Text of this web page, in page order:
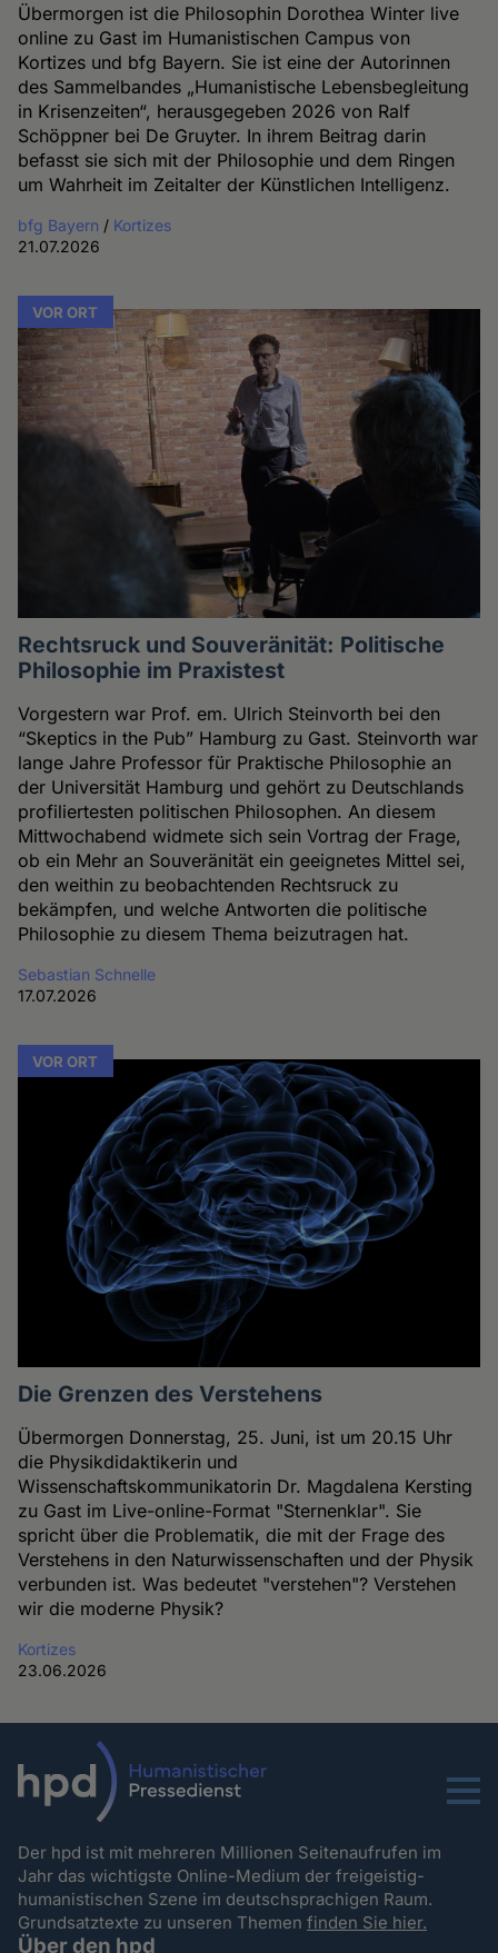
Übermorgen ist die Philosophin Dorothea Winter live
online zu Gast im Humanistischen Campus von
Kortizes und bfg Bayern. Sie ist eine der Autorinnen
des Sammelbandes „Humanistische Lebensbegleitung
in Krisenzeiten“, herausgegeben 2026 von Ralf
Schöppner bei De Gruyter. In ihrem Beitrag darin
befasst sie sich mit der Philosophie und dem Ringen
um Wahrheit im Zeitalter der Künstlichen Intelligenz.
bfg Bayern / Kortizes
21.07.2026
VOR ORT
Rechtsruck und Souveränität: Politische
Philosophie im Praxistest
Vorgestern war Prof. em. Ulrich Steinvorth bei den
“Skeptics in the Pub” Hamburg zu Gast. Steinvorth war
lange Jahre Professor für Praktische Philosophie an
der Universität Hamburg und gehört zu Deutschlands
profiliertesten politischen Philosophen. An diesem
Mittwochabend widmete sich sein Vortrag der Frage,
ob ein Mehr an Souveränität ein geeignetes Mittel sei,
den weithin zu beobachtenden Rechtsruck zu
bekämpfen, und welche Antworten die politische
Philosophie zu diesem Thema beizutragen hat.
Sebastian Schnelle
17.07.2026
VOR ORT
Die Grenzen des Verstehens
Übermorgen Donnerstag, 25. Juni, ist um 20.15 Uhr
die Physikdidaktikerin und
Wissenschaftskommunikatorin Dr. Magdalena Kersting
zu Gast im Live-online-Format "Sternenklar". Sie
spricht über die Problematik, die mit der Frage des
Verstehens in den Naturwissenschaften und der Physik
verbunden ist. Was bedeutet "verstehen"? Verstehen
wir die moderne Physik?
Kortizes
23.06.2026
Menu
Der hpd ist mit mehreren Millionen Seitenaufrufen im
Jahr das wichtigste Online-Medium der freigeistig-
humanistischen Szene im deutschsprachigen Raum.
Grundsatztexte zu unseren Themenfinden Sie hier.
Über den hpd